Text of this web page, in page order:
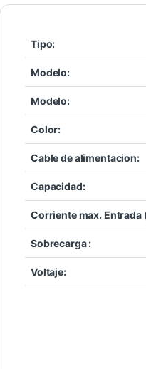
Tipo:
Modelo:
Modelo:
Color:
Cable de alimentacion:
Capacidad:
Corriente max. Entrada
Sobrecarga :
Voltaje: